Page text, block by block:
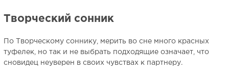
Творческий сонник
По Творческому соннику, мерить во сне много красных
туфелек, но так и не выбрать подходящие означает, что
сновидец неуверен в своих чувствах к партнеру.